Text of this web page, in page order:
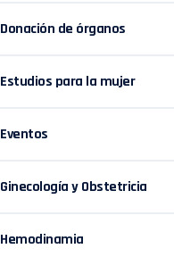
Donación de órganos
Estudios para la mujer
Eventos
Ginecología y Obstetricia
Hemodinamia